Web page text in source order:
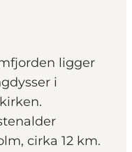
ligger
i
cirka 12 km.